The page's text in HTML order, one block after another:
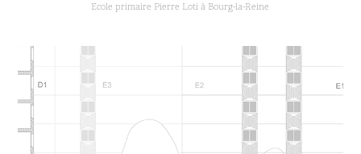
Ecole primaire Pierre Loti à Bourg-la-Reine